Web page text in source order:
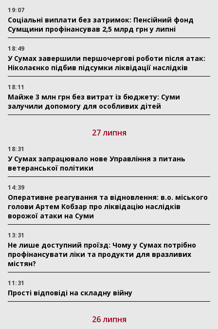
19:07
Соціальні виплати без затримок: Пенсійний фонд
Сумщини профінансував 2,5 млрд грн у липні
18:49
У Сумах завершили першочергові роботи після атак:
Ніколаєнко підбив підсумки ліквідації наслідків
18:11
Майже 3 млн грн без витрат із бюджету: Суми
залучили допомогу для особливих дітей
27 липня
18:31
У Сумах запрацювало нове Управління з питань
ветеранської політики
14:39
Оперативне реагування та відновлення: в.о. міського
голови Артем Кобзар про ліквідацію наслідків
ворожої атаки на Суми
13:31
Не лише доступний проїзд: Чому у Сумах потрібно
профінансувати ліки та продукти для вразливих
містян?
11:31
Прості відповіді на складну війну
26 липня